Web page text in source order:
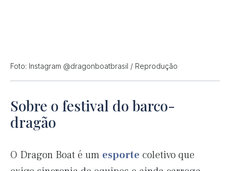
Foto: Instagram @dragonboatbrasil / Reprodução
Sobre o festival do barco-
dragão
O Dragon Boat é um esporte coletivo que